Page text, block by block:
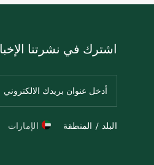
اشترك في نشرتنا
البلد / المنطقة الإمارات